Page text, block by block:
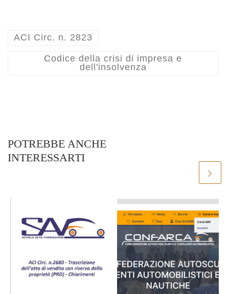
ok do
n
vi
di
ACI Circ. n. 2823
Codice della crisi di impresa e
dell'insolvenza
POTREBBE ANCHE
INTERESSARTI